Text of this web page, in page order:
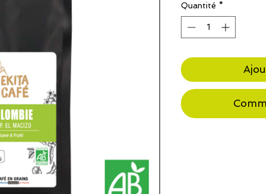
Quantité *